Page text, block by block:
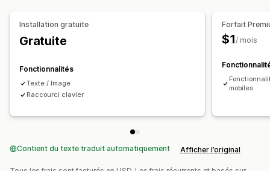
Installation gratuite
Gratuite
Fonctionnalités
Texte / Image
Raccourci clavier
Forfait
$1/ mois
mobiles
Contient du texte traduit automatiquement Afficher l’original